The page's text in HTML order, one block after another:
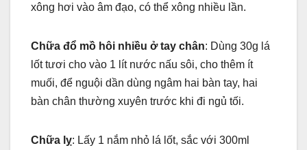
xông hơi vào âm đạo, có thể xông nhiều lần.
Chữa đổ mồ hôi nhiều ở tay chân: Dùng 30g lá
lốt tươi cho vào 1 lít nước nấu sôi, cho thêm ít
muối, để nguội dần dùng ngâm hai bàn tay, hai
bàn chân thường xuyên trước khi đi ngủ tối.
Chữa lỵ: Lấy 1 nắm nhỏ lá lốt, sắc với 300ml